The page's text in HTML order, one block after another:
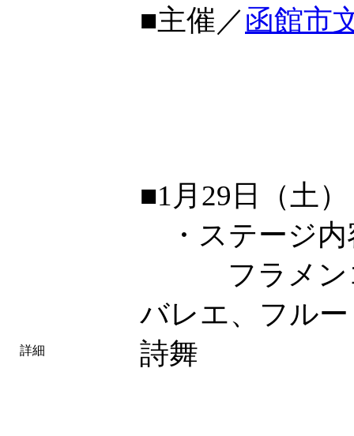
詳細
■主催／函館市
■1月29日（土
・ステー
フラメンコ
バレエ、フル
詩舞